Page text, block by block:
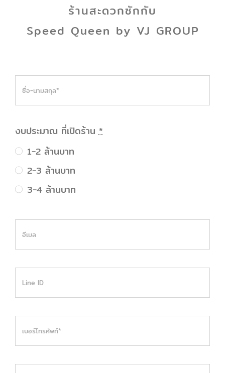
ร้านสะดวกซักกับ
Speed Queen by VJ GROUP
งบประมาณ ที่เปิดร้าน*
1-2 ล้านบาท
2-3 ล้านบาท
3-4 ล้านบาท